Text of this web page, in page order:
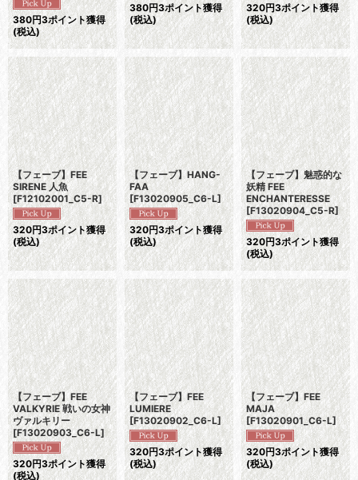
380円3ポイント獲得
(税込)
380円3ポイント獲得
(税込)
320円3ポイント獲得
(税込)
【フェーブ】FEE
SIRENE 人魚
[F12102001_C5-R]
320円3ポイント獲得
(税込)
【フェーブ】HANG-
FAA
[F13020905_C6-L]
320円3ポイント獲得
(税込)
【フェーブ】魅惑的な
妖精 FEE
ENCHANTERESSE
[F13020904_C5-R]
320円3ポイント獲得
(税込)
【フェーブ】FEE
VALKYRIE 戦いの女神
ヴァルキリー
[F13020903_C6-L]
320円3ポイント獲得
(税込)
【フェーブ】FEE
LUMIERE
[F13020902_C6-L]
320円3ポイント獲得
(税込)
【フェーブ】FEE
MAJA
[F13020901_C6-L]
320円3ポイント獲得
(税込)